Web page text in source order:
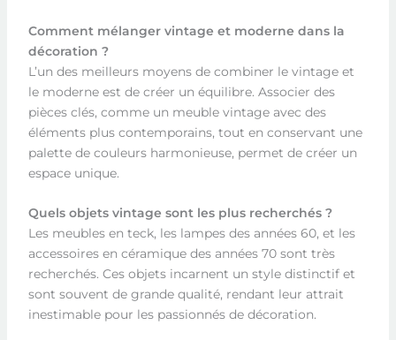
Comment mélanger vintage et moderne dans la
décoration ?
L’un des meilleurs moyens de combiner le vintage et
le moderne est de créer un équilibre. Associer des
pièces clés, comme un meuble vintage avec des
éléments plus contemporains, tout en conservant une
palette de couleurs harmonieuse, permet de créer un
espace unique.
Quels objets vintage sont les plus recherchés ?
Les meubles en teck, les lampes des années 60, et les
accessoires en céramique des années 70 sont très
recherchés. Ces objets incarnent un style distinctif et
sont souvent de grande qualité, rendant leur attrait
inestimable pour les passionnés de décoration.